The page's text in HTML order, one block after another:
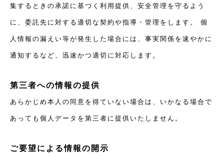
集するときの承諾に基づく利用提供、安全管理を守るよう
に、委託先に対する適切な契約や指導・管理をします。 個
人情報の漏えい等が発生した場合には、事実関係を速やかに
通知するなど、迅速かつ適切に対応します。
第三者への情報の提供
あらかじめ本人の同意を得ていない場合は、いかなる場合で
あっても個人データを第三者に提供いたしません。
ご要望による情報の開示